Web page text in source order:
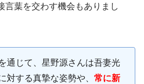
言葉を交わす機会もありまし
通じて、星野源さんは吾妻光
対する真摯な姿勢や、 常に新